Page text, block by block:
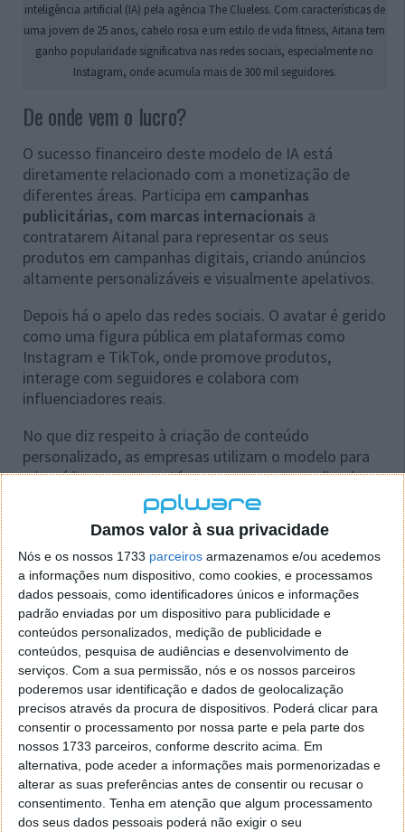
Damos valor à sua privacidade
Nós e os nossos 1733 parceiros armazenamos e/ou acedemos
a informações num dispositivo, como cookies, e processamos
dados pessoais, como identificadores únicos e informações
padrão enviadas por um dispositivo para publicidade e
conteúdos personalizados, medição de publicidade e
conteúdos, pesquisa de audiências e desenvolvimento de
serviços. Com a sua permissão, nós e os nossos parceiros
poderemos usar identificação e dados de geolocalização
precisos através da procura de dispositivos. Poderá clicar para
consentir o processamento por nossa parte e pela parte dos
nossos 1733 parceiros, conforme descrito acima. Em
alternativa, pode aceder a informações mais pormenorizadas e
alterar as suas preferências antes de consentir ou recusar o
consentimento. Tenha em atenção que algum processamento
dos seus dados pessoais poderá não exigir o seu
inteligência artificial (IA) pela agência The Clueless. Com características de
uma jovem de 25 anos, cabelo rosa e um estilo de vida fitness, Aitana tem
ganho popularidade significativa nas redes sociais, especialmente no
Instagram, onde acumula mais de 300 mil seguidores.
De onde vem o lucro?
O sucesso financeiro deste modelo de IA está
diretamente relacionado com a monetização de
diferentes áreas. Participa em campanhas
publicitárias, com marcas internacionais a
contratarem Aitanal para representar os seus
produtos em campanhas digitais, criando anúncios
altamente personalizáveis e visualmente apelativos.
Depois há o apelo das redes sociais. O avatar é gerido
como uma figura pública em plataformas como
Instagram e TikTok, onde promove produtos,
interage com seguidores e colabora com
influenciadores reais.
No que diz respeito à criação de conteúdo
personalizado, as empresas utilizam o modelo para
criar vídeos, posts e até mensagens personalizadas
para os seus clientes, aproveitando a capacidade da
IA de adaptar o tom e estilo de comunicação.
Finalmente, outra forma de monetização, é através
dolicenciamento da imagem virtual, utilizada em
videojogos, aplicações e outros projetos digitais.